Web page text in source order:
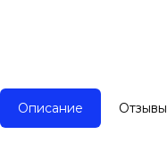
Описание Отзывы